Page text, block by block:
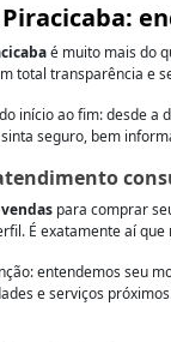
é muito mais do
total transparência e
início ao fim: desde
seguro, bem
para comprar
É exatamente aí
entendemos seu
e serviços